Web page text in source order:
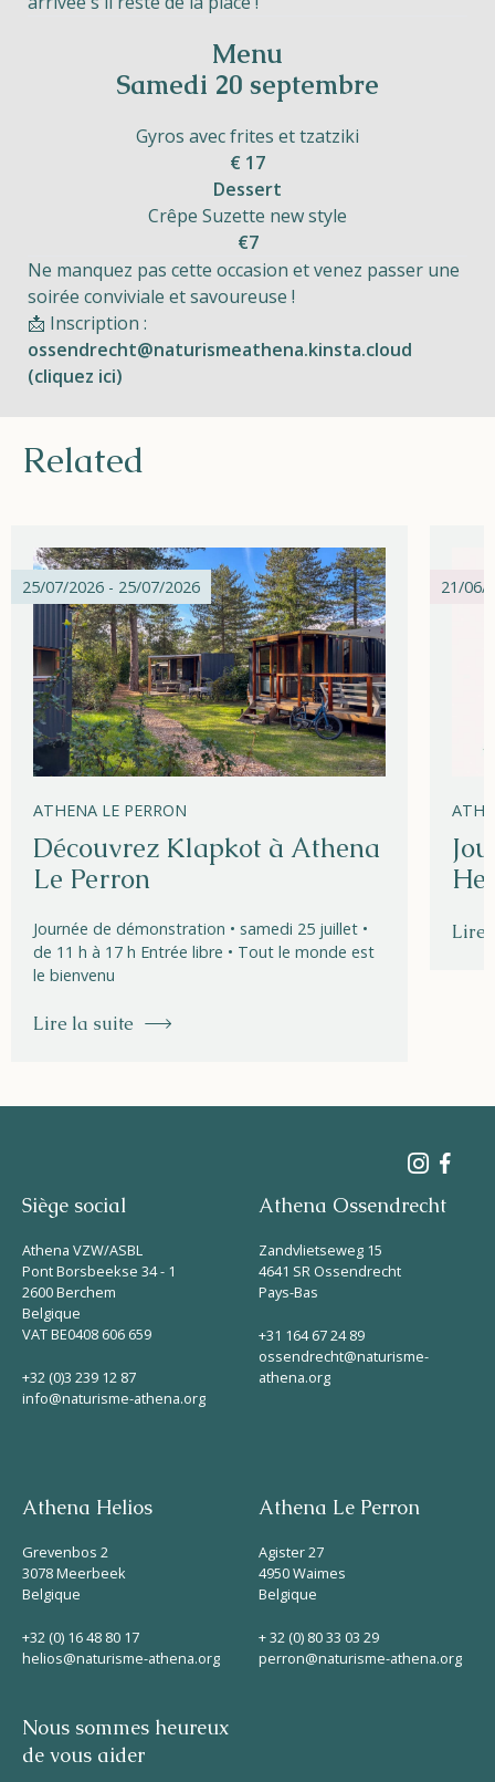
Menu
Samedi 20 septembre
Gyros avec frites et tzatziki
€ 17
Dessert
Crêpe Suzette new style
€7
Ne manquez pas cette occasion et venez passer une
soirée conviviale et savoureuse !
📩 Inscription :
ossendrecht@naturismeathena.kinsta.cloud
(cliquez ici)
Related
25/07/2026 - 25/07/2026
ATHENA LE PERRON
Découvrez Klapkot à Athena
Le Perron
Journée de démonstration • samedi 25 juillet •
de 11 h à 17 h Entrée libre • Tout le monde est
le bienvenu
Lire la suite
21/06/
Lire
Siège social
Athena VZW/ASBL
Pont Borsbeekse 34 - 1
2600 Berchem
Belgique
VAT BE0408 606 659
+32 (0)3 239 12 87
info@naturisme-athena.org
Athena Ossendrecht
Zandvlietseweg 15
4641 SR Ossendrecht
Pays-Bas
+31 164 67 24 89
ossendrecht@naturisme-
athena.org
Athena Helios
Grevenbos 2
3078 Meerbeek
Belgique
+32 (0) 16 48 80 17
helios@naturisme-athena.org
Athena Le Perron
Agister 27
4950 Waimes
Belgique
+ 32 (0) 80 33 03 29
perron@naturisme-athena.org
Nous sommes heureux
de vous aider